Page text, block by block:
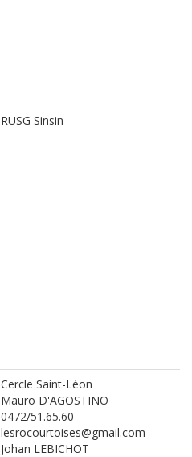
RUSG Sinsin
Cercle Saint-Léon
Mauro D'AGOSTINO
0472/51.65.60
lesrocourtoises@gmail.com
Johan LEBICHOT